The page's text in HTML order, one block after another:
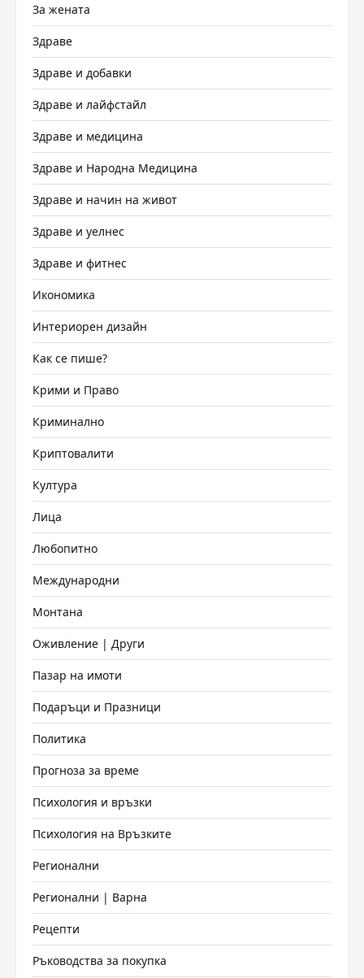
За жената
Здраве
Здраве и добавки
Здраве и лайфстайл
Здраве и медицина
Здраве и Народна Медицина
Здраве и начин на живот
Здраве и уелнес
Здраве и фитнес
Икономика
Интериорен дизайн
Как се пише?
Крими и Право
Криминално
Криптовалити
Култура
Лица
Любопитно
Международни
Монтана
Оживление | Други
Пазар на имоти
Подаръци и Празници
Политика
Прогноза за време
Психология и връзки
Психология на Връзките
Регионални
Регионални | Варна
Рецепти
Ръководства за покупка